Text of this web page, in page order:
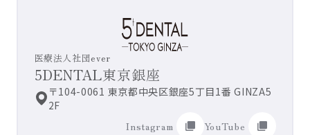
医療法人社団ever
5DENTAL東京銀座
〒104-0061 東京都中央区銀座5丁目1番 GINZA5
2F
Instagram
YouTube